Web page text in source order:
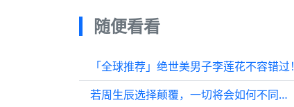
随便看看
「全球推荐」绝世美男子李莲花不容错过！
若周生辰选择颠覆，一切将会如何不同…